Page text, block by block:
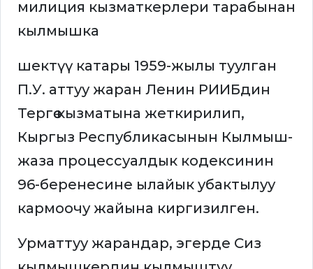
милиция кызматкерлери тарабынан
кылмышка
шектүү катары 1959-жылы туулган
П.У. аттуу жаран Ленин РИИБдин
Тергөө кызматына жеткирилип,
Кыргыз Республикасынын Кылмыш-
жаза процессуалдык кодексинин
96-беренесине ылайык убактылуу
кармоочу жайына киргизилген.
Урматтуу жарандар, эгерде Сиз